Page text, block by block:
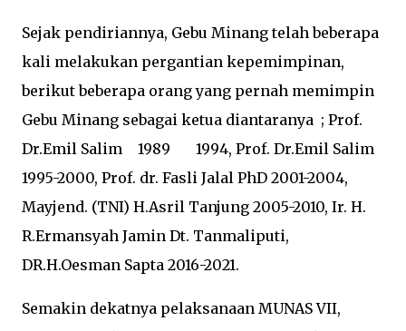
Sejak pendiriannya, Gebu Minang telah beberapa
kali melakukan pergantian kepemimpinan,
berikut beberapa orang yang pernah memimpin
Gebu Minang sebagai ketua diantaranya ; Prof.
Dr.Emil Salim
1989
1994, Prof. Dr.Emil Salim
1995-2000, Prof. dr. Fasli Jalal PhD 2001-2004,
Mayjend. (TNI) H.Asril Tanjung 2005-2010, Ir. H.
R.Ermansyah Jamin Dt. Tanmaliputi,
DR.H.Oesman Sapta 2016-2021.
Semakin dekatnya pelaksanaan MUNAS VII,